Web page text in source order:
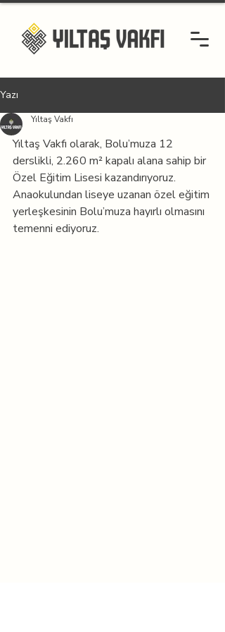
Yazı
Yıltaş Vakfı
Yıltaş Vakfı olarak, Bolu’muza 12
derslikli, 2.260 m² kapalı alana sahip bir
Özel Eğitim Lisesi kazandırıyoruz.
Anaokulundan liseye uzanan özel eğitim
yerleşkesinin Bolu’muza hayırlı olmasını
temenni ediyoruz.